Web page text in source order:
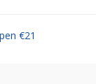
€21